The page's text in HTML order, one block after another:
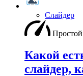
Слайдер
Простой
Какой
слайдер,